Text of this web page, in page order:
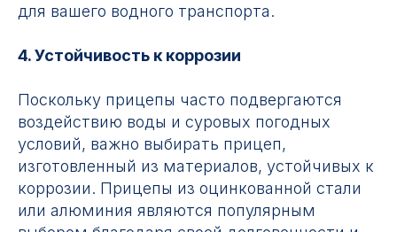
для вашего водного транспорта.
4. Устойчивость к коррозии
Поскольку прицепы часто подвергаются
воздействию воды и суровых погодных
условий, важно выбирать прицеп,
изготовленный из материалов, устойчивых к
коррозии. Прицепы из оцинкованной стали
или алюминия являются популярным